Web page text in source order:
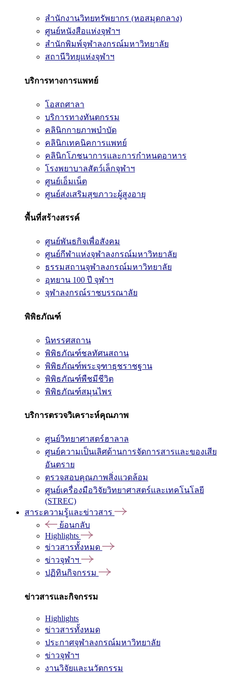
สำนักงานวิทยทรัพยากร (หอสมุดกลาง)
ศูนย์หนังสือแห่งจุฬาฯ
สำนักพิมพ์จุฬาลงกรณ์มหาวิทยาลัย
สถานีวิทยุแห่งจุฬาฯ
บริการทางการแพทย์
โอสถศาลา
บริการทางทันตกรรม
คลินิกกายภาพบำบัด
คลินิกเทคนิคการแพทย์
คลินิกโภชนาการและการกำหนดอาหาร
โรงพยาบาลสัตว์เล็กจุฬาฯ
ศูนย์เอ็มเน็ต
ศูนย์ส่งเสริมสุขภาวะผู้สูงอายุ
พื้นที่สร้างสรรค์
ศูนย์พันธกิจเพื่อสังคม
ศูนย์กีฬาแห่งจุฬาลงกรณ์มหาวิทยาลัย
ธรรมสถานจุฬาลงกรณ์มหาวิทยาลัย
อุทยาน 100 ปี จุฬาฯ
จุฬาลงกรณ์ราชบรรณาลัย
พิพิธภัณฑ์
นิทรรศสถาน
พิพิธภัณฑ์ชลทัศนสถาน
พิพิธภัณฑ์พระจุฑาธุชราชฐาน
พิพิธภัณฑ์พืชมีชีวิต
พิพิธภัณฑ์สมุนไพร
บริการตรวจวิเคราะห์คุณภาพ
ศูนย์วิทยาศาสตร์ฮาลาล
ศูนย์ความเป็นเลิศด้านการจัดการสารและของเสีย
อันตราย
ตรวจสอบคุณภาพสิ่งแวดล้อม
ศูนย์เครื่องมือวิจัยวิทยาศาสตร์และเทคโนโลยี
(STREC)
สาระความรู้และข่าวสาร
ย้อนกลับ
Highlights
ข่าวสารทั้งหมด
ข่าวจุฬาฯ
ปฏิทินกิจกรรม
ข่าวสารและกิจกรรม
Highlights
ข่าวสารทั้งหมด
ประกาศจุฬาลงกรณ์มหาวิทยาลัย
ข่าวจุฬาฯ
งานวิจัยและนวัตกรรม